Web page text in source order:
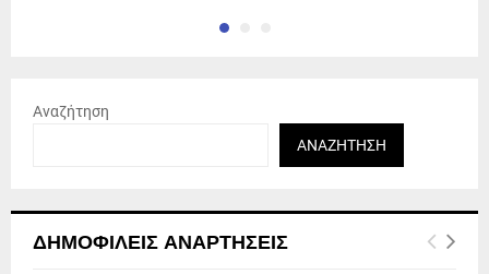
Αναζήτηση
ΑΝΑΖΉΤΗΣΗ
ΔΗΜΟΦΙΛΕΊΣ ΑΝΑΡΤΉΣΕΙΣ